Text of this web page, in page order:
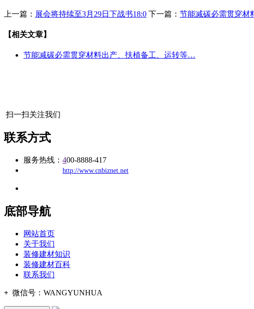
上一篇： 展会将持续至3月29日下战书18:0 下一篇： 节能减碳必需贯穿材
【相关文章】
节能减碳必需贯穿材料出产、扶植备工、运转等…
扫一扫关注我们
联系方式
服务热线： 400-8888-417
http://www.cnbiznet.net
底部导航
网站首页
关于我们
装修建材知识
装修建材百科
联系我们
+ 微信号： WANGYUNHUA